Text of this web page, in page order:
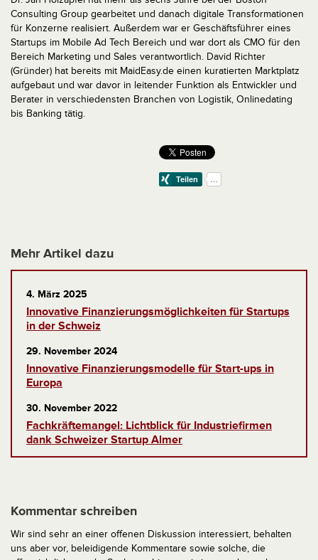
Consulting Group gearbeitet und danach digitale Transformationen
für Konzerne realisiert. Außerdem war er Geschäftsführer eines
Startups im Mobile Ad Tech Bereich und war dort als CMO für den
Bereich Marketing und Sales verantwortlich. David Richter
(Gründer) hat bereits mit MaidEasy.de einen kuratierten Marktplatz
aufgebaut und war davor in leitender Funktion als Entwickler und
Berater in verschiedensten Branchen von Logistik, Onlinedating
bis Banking tätig.
Mehr Artikel dazu
4. März 2025
Innovative Finanzierungsmöglichkeiten für Startups
in der Schweiz
29. November 2024
Innovative Finanzierungsmodelle für Start-ups in
Europa
30. November 2022
Fachkräftemangel: Lichtblick für Industriefirmen
dank Schweizer Startup Almer
Kommentar schreiben
Wir sind sehr an einer offenen Diskussion interessiert, behalten
uns aber vor, beleidigende Kommentare sowie solche, die